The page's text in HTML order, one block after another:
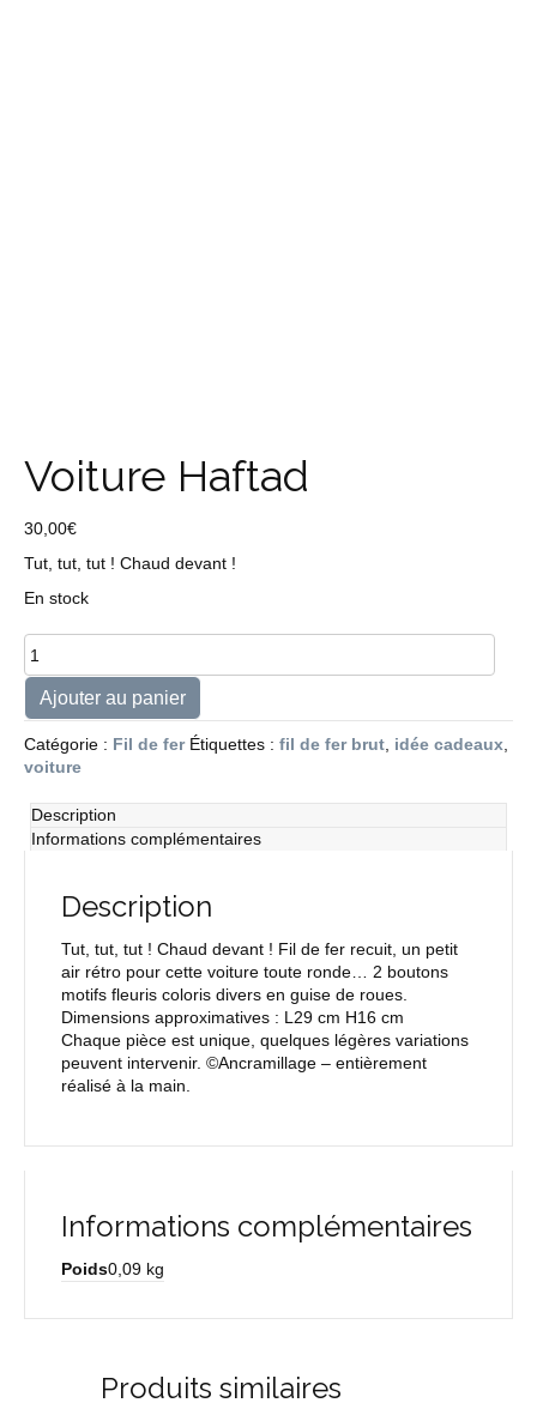
Voiture Haftad
30,00€
Tut, tut, tut ! Chaud devant !
En stock
quantité
de
Voiture
Haftad
Ajouter au panier
Catégorie : Fil de fer Étiquettes : fil de fer brut idée cadeaux
voiture
Description
Informations complémentaires
Description
Tut, tut, tut ! Chaud devant ! Fil de fer recuit, un petit
air rétro pour cette voiture toute ronde… 2 boutons
motifs fleuris coloris divers en guise de roues.
Dimensions approximatives : L29 cm H16 cm
Chaque pièce est unique, quelques légères variations
peuvent intervenir. ©Ancramillage – entièrement
réalisé à la main.
Informations complémentaires
Poids0,09 kg
Produits similaires